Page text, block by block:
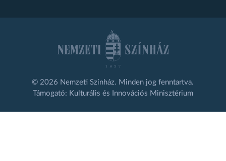
© 2026 Nemzeti Színház. Minden jog fenntartva.
Támogató: Kulturális és Innovációs Minisztérium